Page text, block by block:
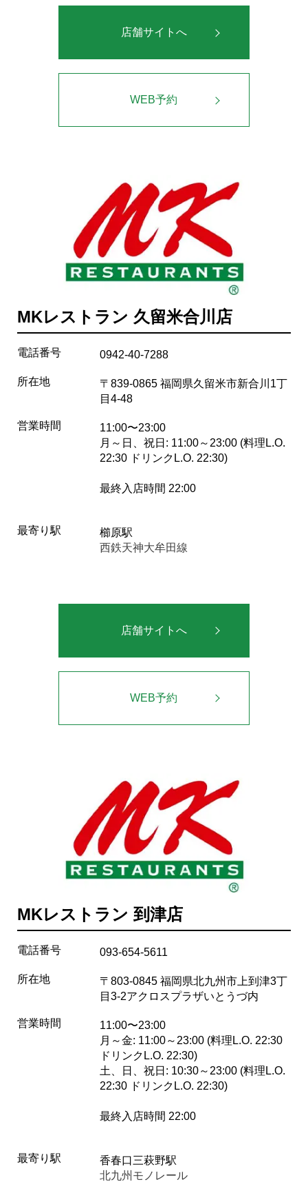
店舗サイトへ
WEB予約
MKレストラン 久留米合川店
電話番号 0942-40-7288
所在地
〒839-0865 福岡県久留米市新合川1丁
目4-48
営業時間
11:00〜23:00
月～日、祝日: 11:00～23:00 (料理L.O.
22:30 ドリンクL.O. 22:30)
最終入店時間 22:00
最寄り駅
櫛原駅
西鉄天神大牟田線
店舗サイトへ
WEB予約
MKレストラン 到津店
電話番号 093-654-5611
所在地
〒803-0845 福岡県北九州市上到津3丁
目3-2アクロスプラザいとうづ内
営業時間
11:00〜23:00
月～金: 11:00～23:00 (料理L.O. 22:30
ドリンクL.O. 22:30)
土、日、祝日: 10:30～23:00 (料理L.O.
22:30 ドリンクL.O. 22:30)
最終入店時間 22:00
最寄り駅
香春口三萩野駅
北九州モノレール